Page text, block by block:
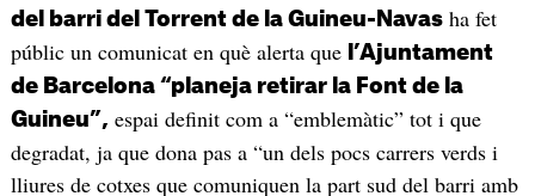
del barri del Torrent de la Guineu-Navasha fet
públic un comunicat en què alerta que l’Ajuntament
de Barcelona “planeja retirar la Font de la
Guineu”, espai definit com a “emblemàtic” tot i que
degradat, ja que dona pas a “un dels pocs carrers verds i
lliures de cotxes que comuniquen la part sud del barri amb